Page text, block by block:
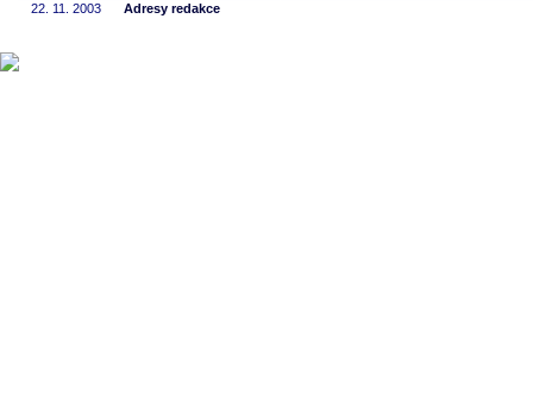
22. 11. 2003
Adresy redakce